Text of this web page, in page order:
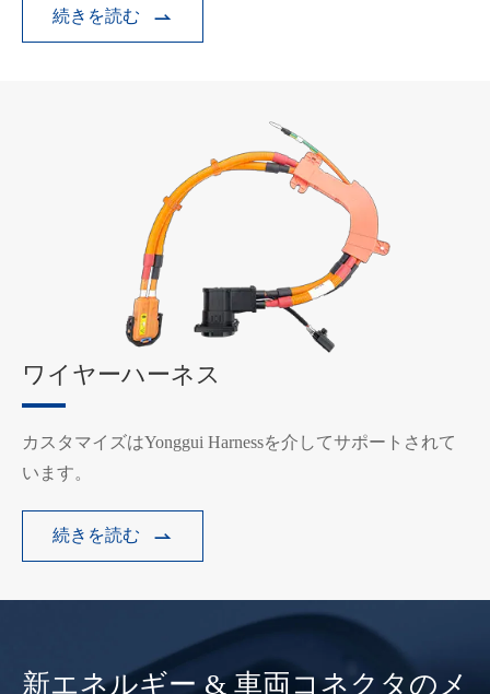
続きを読む 
ワイヤーハーネス
カスタマイズはYonggui Harnessを介してサポートされて
います。
続きを読む 
新エネルギー & 車両コネクタのメ